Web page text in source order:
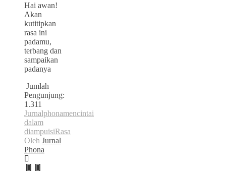
Hai awan!
Akan
kutitipkan
rasa ini
padamu,
terbang dan
sampaikan
padanya
Jumlah
Pengunjung:
1.311
Jurnalphonamencintai
dalam
diampuisiRasa
Oleh Jurnal
Phona